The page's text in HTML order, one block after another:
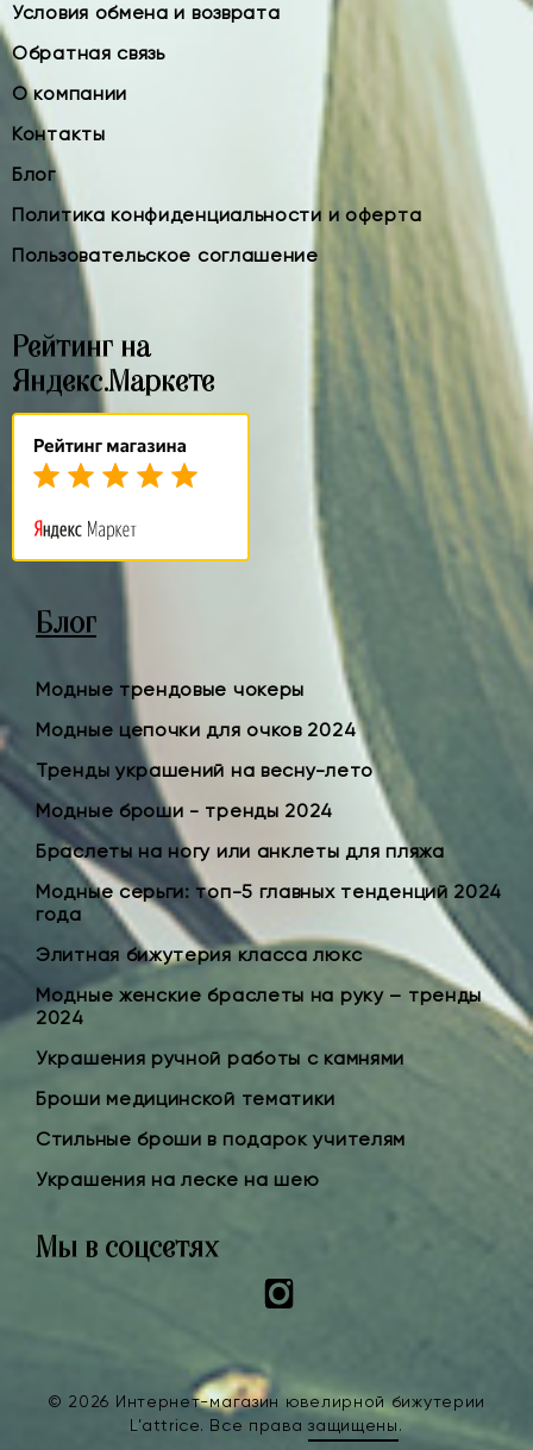
Условия обмена и возврата
Обратная связь
О компании
Контакты
Блог
Политика конфиденциальности и оферта
Пользовательское соглашение
Рейтинг на
Яндекс.Маркете
Блог
Модные трендовые чокеры
Модные цепочки для очков 2024
Тренды украшений на весну-лето
Модные броши - тренды 2024
Браслеты на ногу или анклеты для пляжа
Модные серьги: топ-5 главных тенденций 2024
года
Элитная бижутерия класса люкс
Модные женские браслеты на руку – тренды
2024
Украшения ручной работы с камнями
Броши медицинской тематики
Стильные броши в подарок учителям
Украшения на леске на шею
Мы в соцсетях
Instagram
© 2026 Интернет-магазин ювелирной бижутерии
L’attrice. Все правазащищены.